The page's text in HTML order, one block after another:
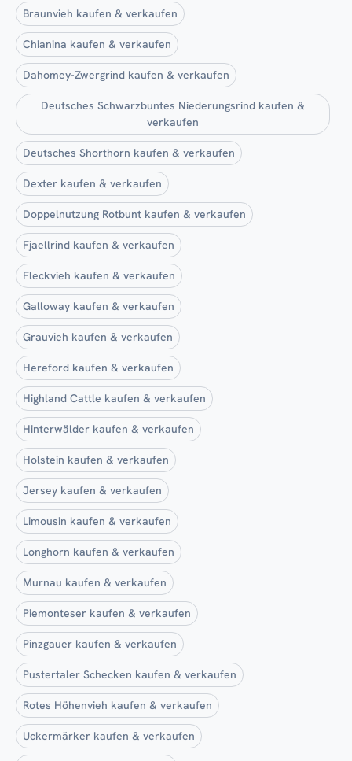
Braunvieh kaufen & verkaufen
Chianina kaufen & verkaufen
Dahomey-Zwergrind kaufen & verkaufen
Deutsches Schwarzbuntes Niederungsrind kaufen &
verkaufen
Deutsches Shorthorn kaufen & verkaufen
Dexter kaufen & verkaufen
Doppelnutzung Rotbunt kaufen & verkaufen
Fjaellrind kaufen & verkaufen
Fleckvieh kaufen & verkaufen
Galloway kaufen & verkaufen
Grauvieh kaufen & verkaufen
Hereford kaufen & verkaufen
Highland Cattle kaufen & verkaufen
Hinterwälder kaufen & verkaufen
Holstein kaufen & verkaufen
Jersey kaufen & verkaufen
Limousin kaufen & verkaufen
Longhorn kaufen & verkaufen
Murnau kaufen & verkaufen
Piemonteser kaufen & verkaufen
Pinzgauer kaufen & verkaufen
Pustertaler Schecken kaufen & verkaufen
Rotes Höhenvieh kaufen & verkaufen
Uckermärker kaufen & verkaufen